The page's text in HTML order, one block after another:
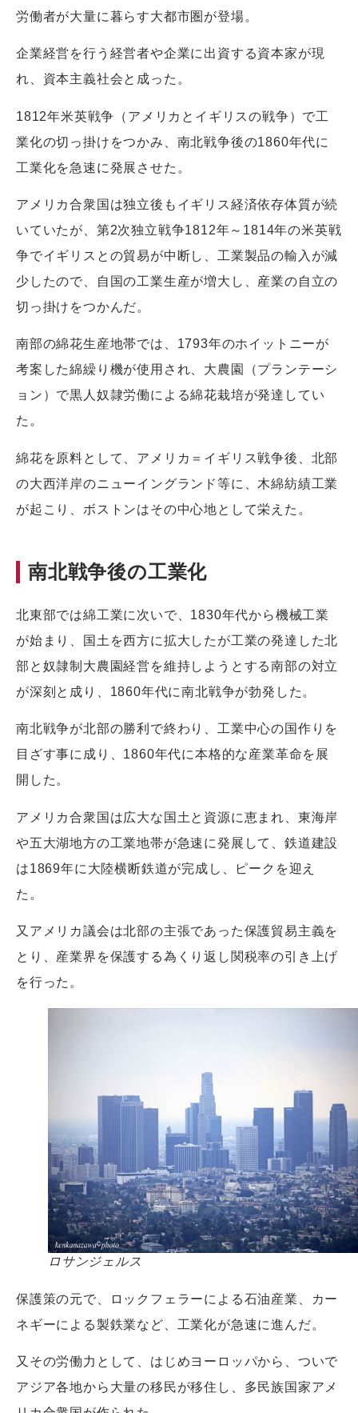
労働者が大量に暮らす大都市圏が登場。
企業経営を行う経営者や企業に出資する資本家が現
れ、資本主義社会と成った。
1812年米英戦争（アメリカとイギリスの戦争）で工
業化の切っ掛けをつかみ、南北戦争後の1860年代に
工業化を急速に発展させた。
アメリカ合衆国は独立後もイギリス経済依存体質が続
いていたが、第2次独立戦争1812年～1814年の米英戦
争でイギリスとの貿易が中断し、工業製品の輸入が減
少したので、自国の工業生産が増大し、産業の自立の
切っ掛けをつかんだ。
南部の綿花生産地帯では、1793年のホイットニーが
考案した綿繰り機が使用され、大農園（プランテーシ
ョン）で黒人奴隷労働による綿花栽培が発達してい
た。
綿花を原料として、アメリカ＝イギリス戦争後、北部
の大西洋岸のニューイングランド等に、木綿紡績工業
が起こり、ボストンはその中心地として栄えた。
南北戦争後の工業化
北東部では綿工業に次いで、1830年代から機械工業
が始まり、国土を西方に拡大したが工業の発達した北
部と奴隷制大農園経営を維持しようとする南部の対立
が深刻と成り、1860年代に南北戦争が勃発した。
南北戦争が北部の勝利で終わり、工業中心の国作りを
目ざす事に成り、1860年代に本格的な産業革命を展
開した。
アメリカ合衆国は広大な国土と資源に恵まれ、東海岸
や五大湖地方の工業地帯が急速に発展して、鉄道建設
は1869年に大陸横断鉄道が完成し、ピークを迎え
た。
又アメリカ議会は北部の主張であった保護貿易主義を
とり、産業界を保護する為くり返し関税率の引き上げ
を行った。
ロサンジェルス
保護策の元で、ロックフェラーによる石油産業、カー
ネギーによる製鉄業など、工業化が急速に進んだ。
又その労働力として、はじめヨーロッパから、ついで
アジア各地から大量の移民が移住し、多民族国家アメ